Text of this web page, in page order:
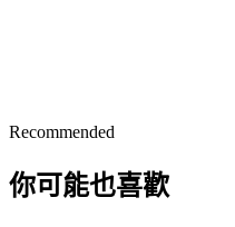
Recommended
你可能也喜歡